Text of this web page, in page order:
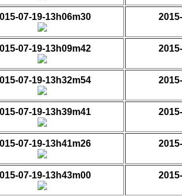
07-19-13h06m30
07-19-13h09m42
07-19-13h32m54
07-19-13h39m41
07-19-13h41m26
07-19-13h43m00